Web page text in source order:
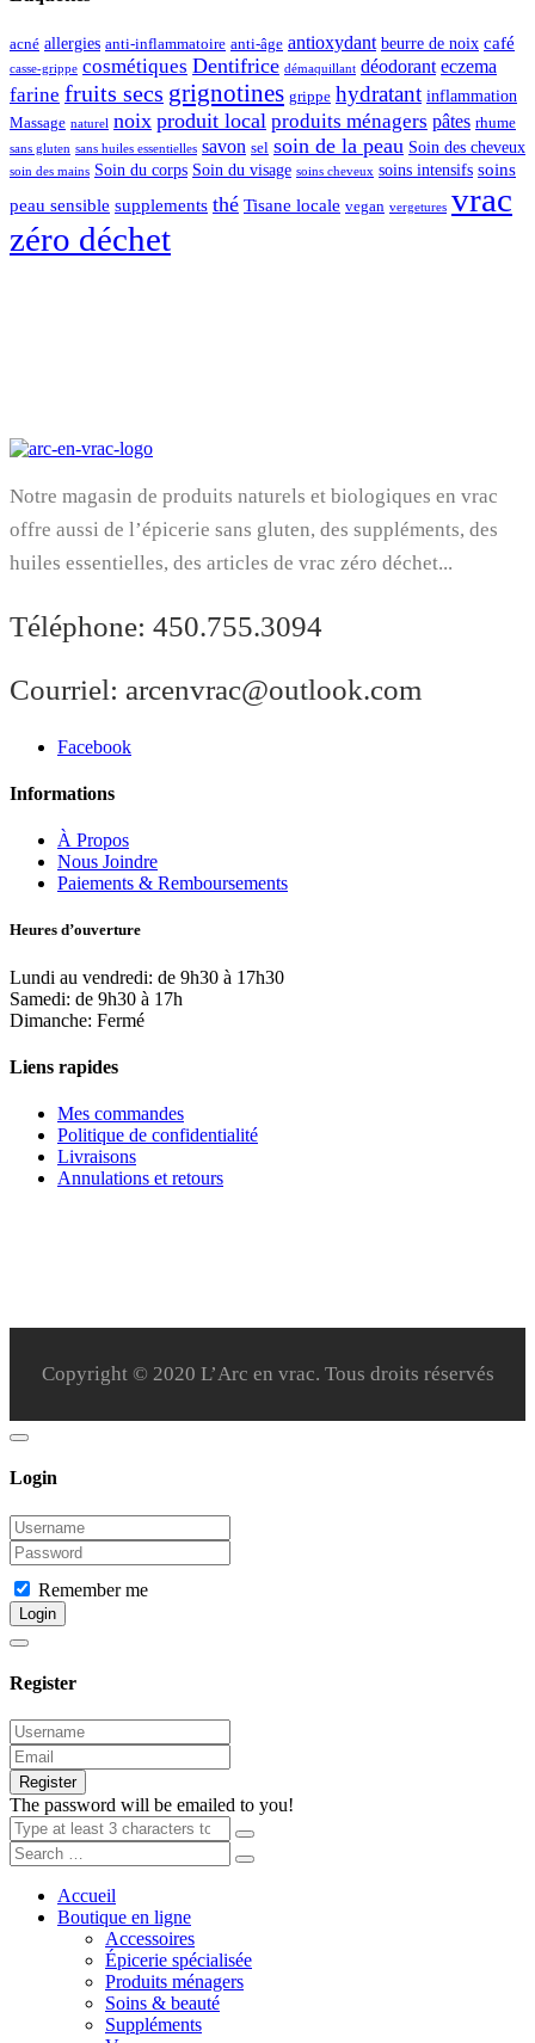
acné allergies anti-inflammatoire anti-âge antioxydant beurre de noix café
casse-grippe cosmétiques Dentifrice démaquillant déodorant eczema
farine fruits secs grignotines grippe hydratant inflammation
Massage naturel noix produit local produits ménagers pâtes rhume
sans gluten sans huiles essentielles savon sel soin de la peau Soin des cheveux
soin des mains Soin du corps Soin du visage soins cheveux soins intensifs soins
peau sensible supplements thé Tisane locale vegan vergetures vrac
zéro déchet
Notre magasin de produits naturels et biologiques en vrac
offre aussi de l’épicerie sans gluten, des suppléments, des
huiles essentielles, des articles de vrac zéro déchet...
Téléphone: 450.755.3094
Courriel: arcenvrac@outlook.com
Facebook
Informations
À Propos
Nous Joindre
Paiements & Remboursements
Heures d’ouverture
Lundi au vendredi: de 9h30 à 17h30
Samedi: de 9h30 à 17h
Dimanche: Fermé
Liens rapides
Mes commandes
Politique de confidentialité
Livraisons
Annulations et retours
Copyright © 2020 L’Arc en vrac. Tous droits réservés
Login
Remember me
Login
Register
Register
The password will be emailed to you!
Accueil
Boutique en ligne
Accessoires
Épicerie spécialisée
Produits ménagers
Soins & beauté
Suppléments